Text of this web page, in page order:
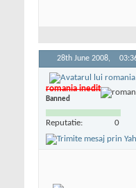
28th June 2008,
romania inedit
Banned
Reputatie: 0